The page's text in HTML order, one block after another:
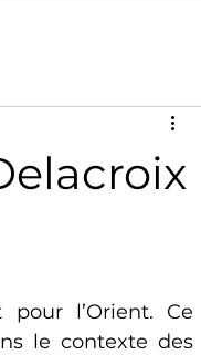
l’Orient. Ce
le contexte des